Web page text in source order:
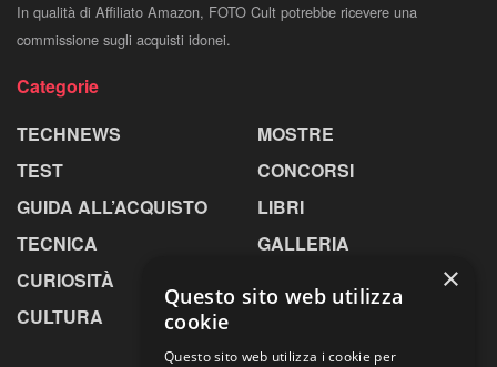
In qualità di Affiliato Amazon, FOTO Cult potrebbe ricevere una
commissione sugli acquisti idonei.
Categorie
TECHNEWS
TEST
GUIDA ALL’ACQUISTO
TECNICA
CURIOSITÀ
CULTURA
MOSTRE
CONCORSI
LIBRI
GALLERIA
×
Questo sito web utilizza
cookie
Questo sito web utilizza i cookie per